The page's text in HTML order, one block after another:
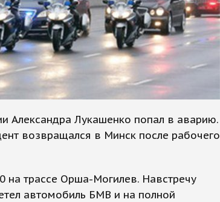
Александра Лукашенко попал в аварию.
возвращался в Минск после рабочего
трассе Орша-Могилев. Навстречу
автомобиль БМВ и на полной